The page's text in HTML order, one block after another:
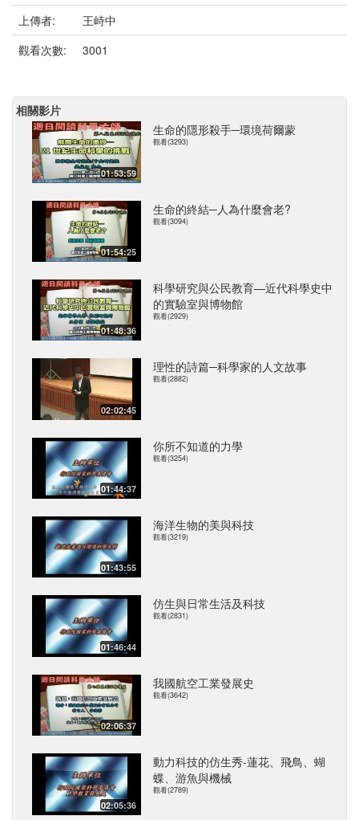
上傳者:
王峙中
觀看次數:
3001
相關影片
01:53:59
生命的隱形殺手─環境荷爾蒙
觀看(3293)
01:54:25
生命的終結─人為什麼會老?
觀看(3094)
01:48:36
科學研究與公民教育—近代科學史中
的實驗室與博物館
觀看(2929)
02:02:45
理性的詩篇─科學家的人文故事
觀看(2882)
01:44:37
你所不知道的力學
觀看(3254)
01:43:55
海洋生物的美與科技
觀看(3219)
01:46:44
仿生與日常生活及科技
觀看(2831)
02:06:37
我國航空工業發展史
觀看(3642)
02:05:36
動力科技的仿生秀-蓮花、飛鳥、蝴
蝶、游魚與機械
觀看(2789)